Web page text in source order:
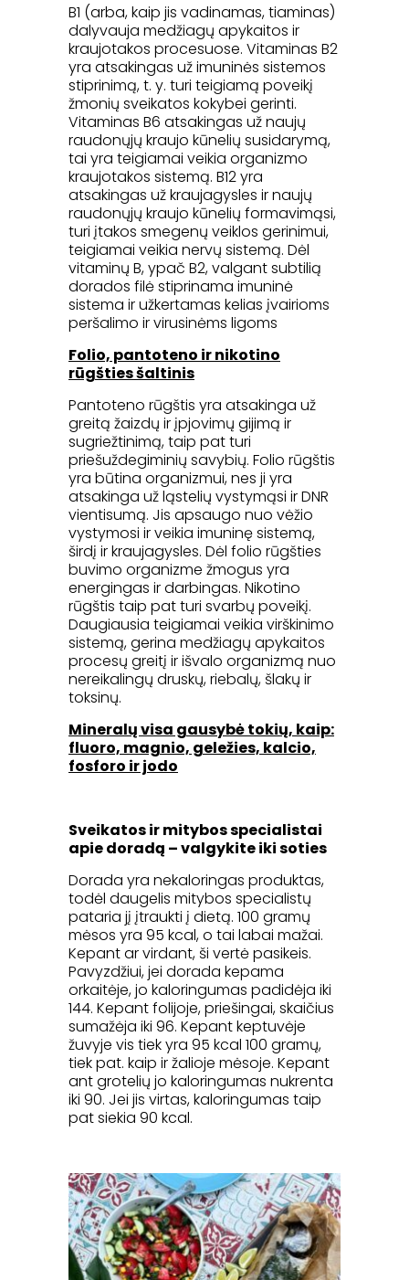
B1 (arba, kaip jis vadinamas, tiaminas)
dalyvauja medžiagų apykaitos ir
kraujotakos procesuose. Vitaminas B2
yra atsakingas už imuninės sistemos
stiprinimą, t. y. turi teigiamą poveikį
žmonių sveikatos kokybei gerinti.
Vitaminas B6 atsakingas už naujų
raudonųjų kraujo kūnelių susidarymą,
tai yra teigiamai veikia organizmo
kraujotakos sistemą. B12 yra
atsakingas už kraujagysles ir naujų
raudonųjų kraujo kūnelių formavimąsi,
turi įtakos smegenų veiklos gerinimui,
teigiamai veikia nervų sistemą. Dėl
vitaminų B, ypač B2, valgant subtilią
dorados filė stiprinama imuninė
sistema ir užkertamas kelias įvairioms
peršalimo ir virusinėms ligoms
Folio, pantoteno ir nikotino
rūgšties šaltinis
Pantoteno rūgštis yra atsakinga už
greitą žaizdų ir įpjovimų gijimą ir
sugriežtinimą, taip pat turi
priešuždegiminių savybių. Folio rūgštis
yra būtina organizmui, nes ji yra
atsakinga už ląstelių vystymąsi ir DNR
vientisumą. Jis apsaugo nuo vėžio
vystymosi ir veikia imuninę sistemą,
širdį ir kraujagysles. Dėl folio rūgšties
buvimo organizme žmogus yra
energingas ir darbingas. Nikotino
rūgštis taip pat turi svarbų poveikį.
Daugiausia teigiamai veikia virškinimo
sistemą, gerina medžiagų apykaitos
procesų greitį ir išvalo organizmą nuo
nereikalingų druskų, riebalų, šlakų ir
toksinų.
Mineralų visa gausybė tokių, kaip:
fluoro, magnio, geležies, kalcio,
fosforo ir jodo
Sveikatos ir mitybos specialistai
apie doradą – valgykite iki soties
Dorada yra nekaloringas produktas,
todėl daugelis mitybos specialistų
pataria jį įtraukti į dietą. 100 gramų
mėsos yra 95 kcal, o tai labai mažai.
Kepant ar virdant, ši vertė pasikeis.
Pavyzdžiui, jei dorada kepama
orkaitėje, jo kaloringumas padidėja iki
144. Kepant folijoje, priešingai, skaičius
sumažėja iki 96. Kepant keptuvėje
žuvyje vis tiek yra 95 kcal 100 gramų,
tiek pat. kaip ir žalioje mėsoje. Kepant
ant grotelių jo kaloringumas nukrenta
iki 90. Jei jis virtas, kaloringumas taip
pat siekia 90 kcal.